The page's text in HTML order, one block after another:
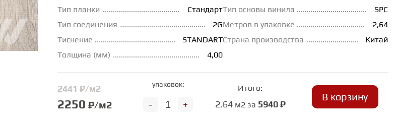
Тип планки
Стандарт
Тип соединения
2G
Тиснение
STANDART
Толщина (мм)
4,00
Тип основы винила
SPC
Метров в упаковке
2,64
Страна производства
Китай
2441 ₽/м2
2250 ₽/м2
упаковок:
+
-
Итого:
2.64м2 за 5940 ₽
В корзину